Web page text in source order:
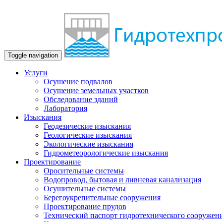
Toggle navigation
Услуги
Осушение подвалов
Осушение земельных участков
Обследование зданий
Лаборатория
Изыскания
Геодезические изыскания
Геологические изыскания
Экологические изыскания
Гидрометеорологические изыскания
Проектирование
Оросительные системы
Водопровод, бытовая и ливневая канализация
Осушительные системы
Берегоукрепительные сооружения
Проектирование прудов
Технический паспорт гидротехнического